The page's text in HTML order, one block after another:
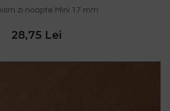
zi noapte Mini 17 mm
28,75 Lei